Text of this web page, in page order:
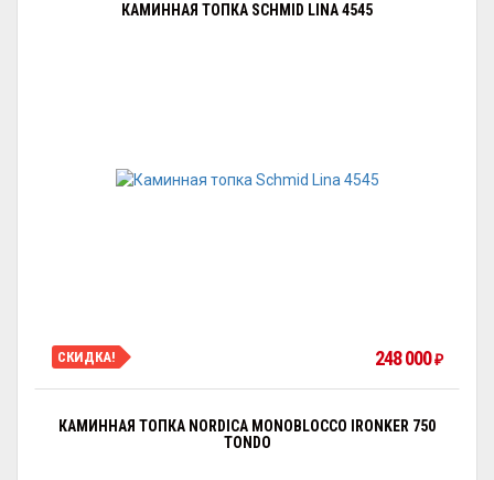
КАМИННАЯ ТОПКА SCHMID LINA 4545
СКИДКА! 248 000 ₽
КАМИННАЯ ТОПКА NORDICA MONOBLOCCO IRONKER 750
TONDO